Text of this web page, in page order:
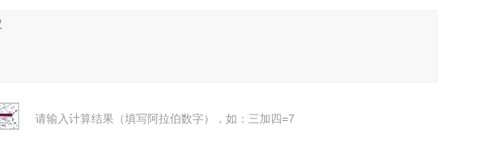
请输入计算结果（填写阿拉伯数字），如：三加四=7